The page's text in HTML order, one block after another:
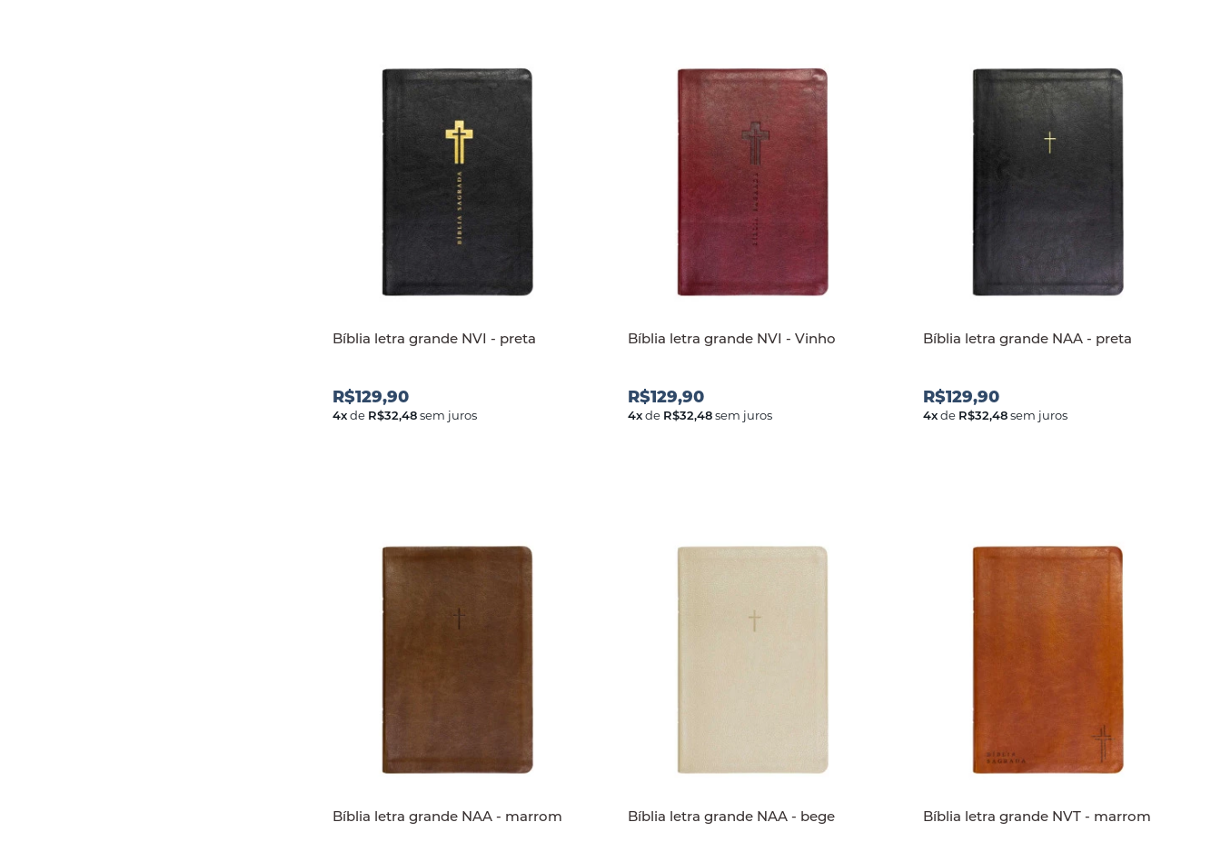
Bíblia letra grande NVI - preta
R$129,90
4xde R$32,48sem juros
Bíblia letra grande NVI - Vinho
R$129,90
4xde R$32,48sem juros
Bíblia letra grande NAA - preta
R$129,90
4xde R$32,48sem juros
Bíblia letra grande NAA - marrom Bíblia letra grande NAA - bege Bíblia letra grande NVT - marrom